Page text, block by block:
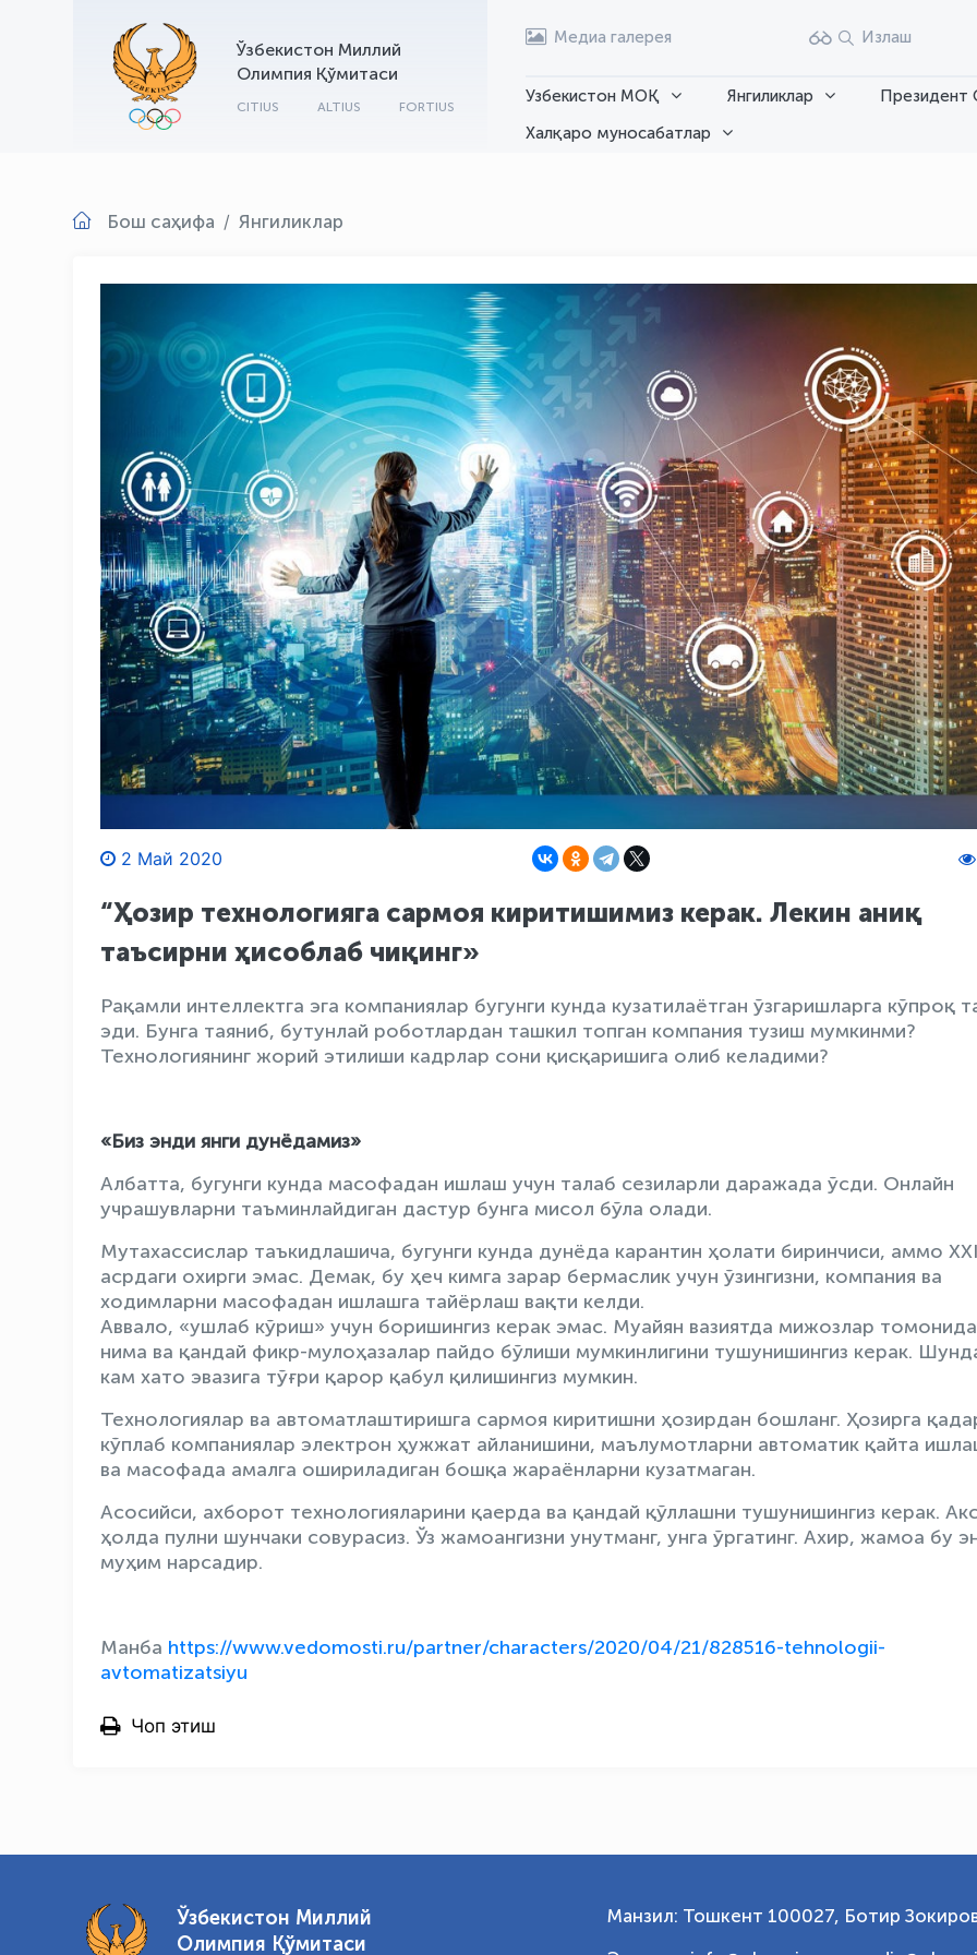
Ўзбекистон Миллий
Олимпия Қўмитаси
CITIUS ALTIUS FORTIUS
Медиа галерея Излаш
Узбекистон МОҚ Янгиликлар
Президент
Халқаро муносабатлар
Бош саҳифа Янгиликлар
2 Май 2020
“Ҳозир технологияга сармоя киритишимиз керак. Лекин аниқ
таъсирни ҳисоблаб чиқинг»
Рақамли интеллектга эга компаниялар бугунги кунда кузатилаётган ўзгаришларга кўпроқ
эди. Бунга таяниб, бутунлай роботлардан ташкил топган компания тузиш мумкинми?
Технологиянинг жорий этилиши кадрлар сони қисқаришига олиб келадими?
«Биз энди янги дунёдамиз»
Албатта, бугунги кунда масофадан ишлаш учун талаб сезиларли даражада ўсди. Онлайн
учрашувларни таъминлайдиган дастур бунга мисол бўла олади.
Мутахассислар таъкидлашича, бугунги кунда дунёда карантин ҳолати биринчиси, аммо XXI
асрдаги охирги эмас. Демак, бу ҳеч кимга зарар бермаслик учун ўзингизни, компания ва
ходимларни масофадан ишлашга тайёрлаш вақти келди.
Аввало, «ушлаб кўриш» учун боришингиз керак эмас. Муайян вазиятда мижозлар
нима ва қандай фикр-мулоҳазалар пайдо бўлиши мумкинлигини тушунишингиз керак.
кам хато эвазига тўғри қарор қабул қилишингиз мумкин.
Технологиялар ва автоматлаштиришга сармоя киритишни ҳозирдан бошланг. Ҳозирга
кўплаб компаниялар электрон ҳужжат айланишини, маълумотларни автоматик қайта
ва масофада амалга ошириладиган бошқа жараёнларни кузатмаган.
Асосийси, ахборот технологияларини қаерда ва қандай қўллашни тушунишингиз керак.
ҳолда пулни шунчаки совурасиз. Ўз жамоангизни унутманг, унга ўргатинг. Ахир, жамоа бу
муҳим нарсадир.
Манба https://www.vedomosti.ru/partner/characters/2020/04/21/828516-tehnologii-
avtomatizatsiyu
Чоп этиш
Ўзбекистон Миллий
Олимпия Қўмитаси
Манзил: Тошкент 100027, Ботир